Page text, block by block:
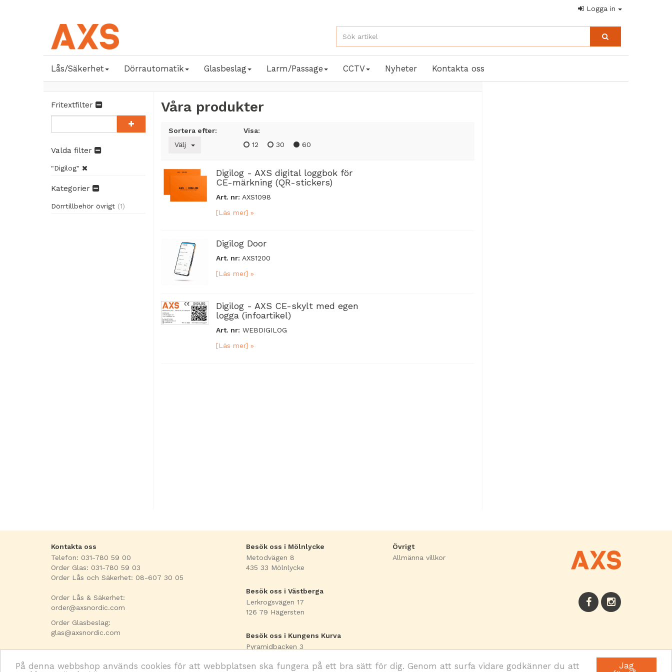
Jag
På denna webbshop används cookies för att webbplatsen ska fungera på ett bra sätt för dig. Genom att surfa vidare godkänner du att
Logga in
Lås/Säkerhet Dörrautomatik Glasbeslag Larm/Passage CCTV Nyheter Kontakta oss
Fritextfilter
Valda filter
"Digilog"
Kategorier
Dörrtillbehör övrigt (1)
Våra produkter
Sortera efter:
Välj
Visa:
12
30 60
Digilog - AXS digital loggbok för
CE-märkning (QR-stickers)
Art. nr: AXS1098
[Läs mer] »
Digilog Door
Art. nr: AXS1200
[Läs mer] »
Digilog - AXS CE-skylt med egen
logga (infoartikel)
Art. nr: WEBDIGILOG
[Läs mer] »
Kontakta oss
Telefon: 031-780 59 00
Order Glas: 031-780 59 03
Order Lås och Säkerhet: 08-607 30 05
Order Lås & Säkerhet:
order@axsnordic.com
Order Glasbeslag:
glas@axsnordic.com
Besök oss i Mölnlycke
Metodvägen 8
435 33 Mölnlycke
Besök oss i Västberga
Lerkrogsvägen 17
126 79 Hägersten
Besök oss i Kungens Kurva
Pyramidbacken 3
Övrigt
Allmänna villkor